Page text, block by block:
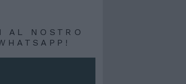
AL NOSTRO